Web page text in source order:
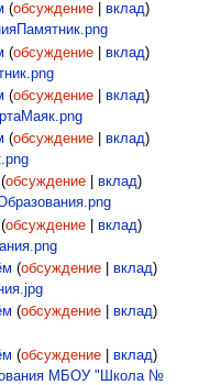
(обсуждение вклад)
(обсуждение вклад)
(обсуждение вклад)
(обсуждение вклад)
(обсуждение вклад)
(обсуждение вклад)
(обсуждение вклад)
(обсуждение вклад)
(обсуждение вклад)
МБОУ "Школа №